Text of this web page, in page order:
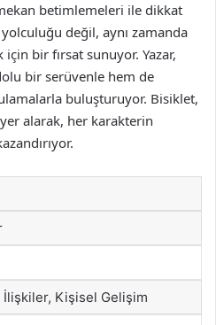
betimlemeleri ile dikkat
değil, aynı zamanda
bir fırsat sunuyor. Yazar,
bir serüvenle hem de
buluşturuyor. Bisiklet,
alarak, her karakterin
İlişkiler, Kişisel Gelişim